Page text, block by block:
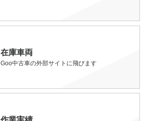
在庫車両
Goo中古車の外部サイトに飛びます